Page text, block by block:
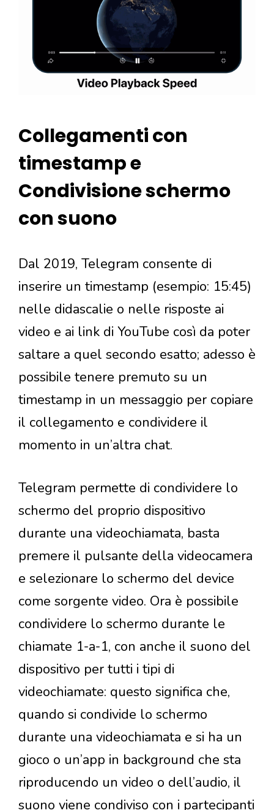
Collegamenti con
timestamp e
Condivisione schermo
con suono
Dal 2019, Telegram consente di
inserire un timestamp (esempio: 15:45)
nelle didascalie o nelle risposte ai
video e ai link di YouTube così da poter
saltare a quel secondo esatto; adesso è
possibile tenere premuto su un
timestamp in un messaggio per copiare
il collegamento e condividere il
momento in un’altra chat.
Telegram permette di condividere lo
schermo del proprio dispositivo
durante una videochiamata, basta
premere il pulsante della videocamera
e selezionare lo schermo del device
come sorgente video. Ora è possibile
condividere lo schermo durante le
chiamate 1-a-1, con anche il suono del
dispositivo per tutti i tipi di
videochiamate: questo significa che,
quando si condivide lo schermo
durante una videochiamata e si ha un
gioco o un’app in background che sta
riproducendo un video o dell’audio, il
suono viene condiviso con i partecipanti